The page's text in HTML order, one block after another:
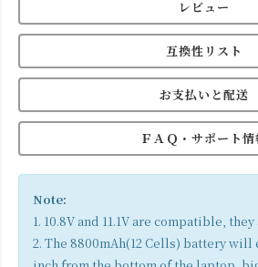
レビュー
互換性リスト
お支払いと配送
ＦＡＱ・サポート情
Note:
1. 10.8V and 11.1V are compatible,
2. The 8800mAh(12 Cells) battery will